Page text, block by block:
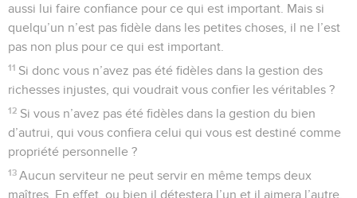
aussi lui faire confiance pour ce qui est important. Mais si
quelqu’un n’est pas fidèle dans les petites choses, il ne l’est
pas non plus pour ce qui est important.
11 Si donc vous n’avez pas été fidèles dans la gestion des
richesses injustes, qui voudrait vous confier les véritables ?
12 Si vous n’avez pas été fidèles dans la gestion du bien
d’autrui, qui vous confiera celui qui vous est destiné comme
propriété personnelle ?
13 Aucun serviteur ne peut servir en même temps deux
maîtres. En effet, ou bien il détestera l’un et il aimera l’autre,